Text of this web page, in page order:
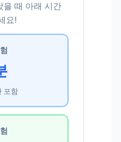
을 때 아래 시간
요!
포함